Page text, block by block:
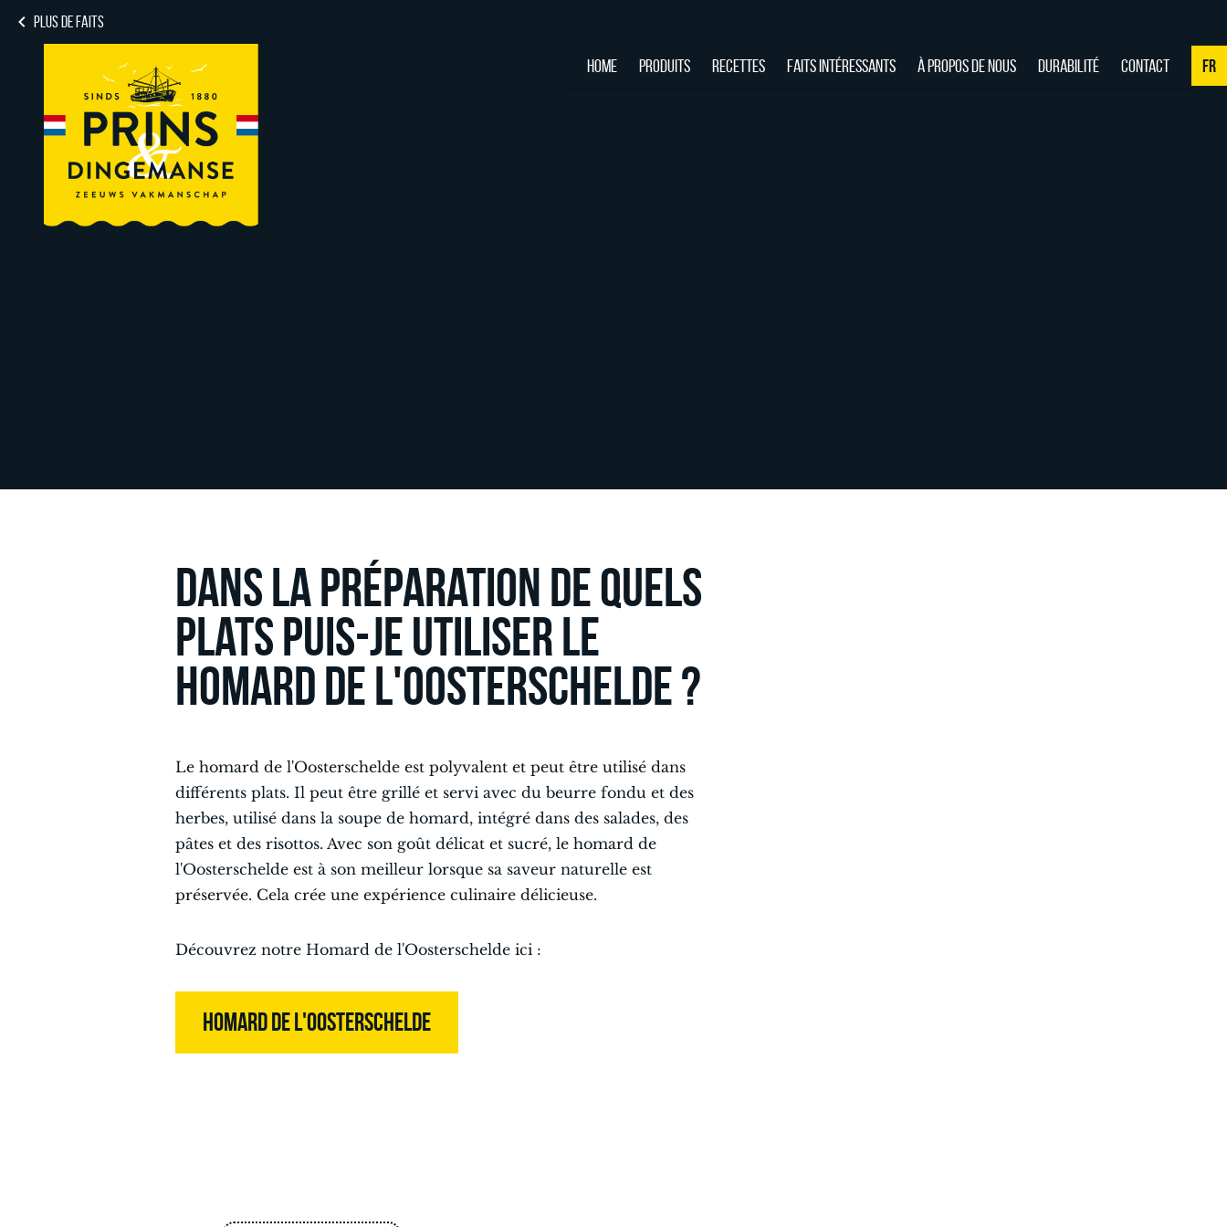
PLUS DE FAITS
HOME PRODUITS RECETTES FAITS INTÉRESSANTS À PROPOS DE NOUS DURABILITÉ CONTACT FR
Dans la préparation de quels
plats puis-je utiliser le
homard de l'Oosterschelde ?
Le homard de l'Oosterschelde est polyvalent et peut être utilisé dans
différents plats. Il peut être grillé et servi avec du beurre fondu et des
herbes, utilisé dans la soupe de homard, intégré dans des salades, des
pâtes et des risottos. Avec son goût délicat et sucré, le homard de
l'Oosterschelde est à son meilleur lorsque sa saveur naturelle est
préservée. Cela crée une expérience culinaire délicieuse.
Découvrez notre Homard de l'Oosterschelde ici :
HOMARD DE L'OOSTERSCHELDE